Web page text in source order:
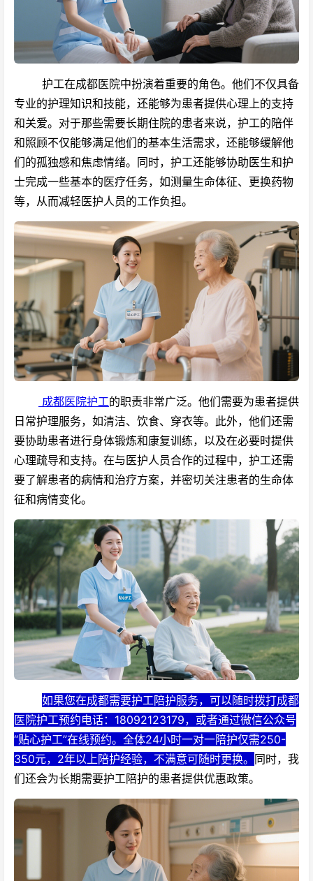
护工在成都医院中扮演着重要的角色。他们不仅具备
专业的护理知识和技能，还能够为患者提供心理上的支持
和关爱。对于那些需要长期住院的患者来说，护工的陪伴
和照顾不仅能够满足他们的基本生活需求，还能够缓解他
们的孤独感和焦虑情绪。同时，护工还能够协助医生和护
士完成一些基本的医疗任务，如测量生命体征、更换药物
等，从而减轻医护人员的工作负担。
成都医院护工的职责非常广泛。他们需要为患者提供
日常护理服务，如清洁、饮食、穿衣等。此外，他们还需
要协助患者进行身体锻炼和康复训练，以及在必要时提供
心理疏导和支持。在与医护人员合作的过程中，护工还需
要了解患者的病情和治疗方案，并密切关注患者的生命体
征和病情变化。
如果您在成都需要护工陪护服务，可以随时拨打成都
医院护工预约电话：18092123179，或者通过微信公众号
“贴心护工”在线预约。全体24小时一对一陪护仅需250-
350元，2年以上陪护经验，不满意可随时更换。 同时，我
们还会为长期需要护工陪护的患者提供优惠政策。